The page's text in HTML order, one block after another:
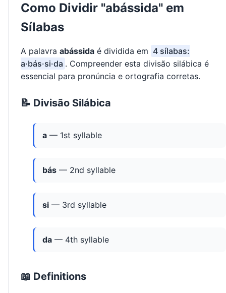
Como Dividir "abássida" em
Sílabas
A palavra abássida é dividida em 4 sílabas:
a·bás·si·da . Compreender esta divisão silábica é
essencial para pronúncia e ortografia corretas.
📝 Divisão Silábica
a — 1st syllable
bás — 2nd syllable
si — 3rd syllable
da — 4th syllable
📖 Definitions